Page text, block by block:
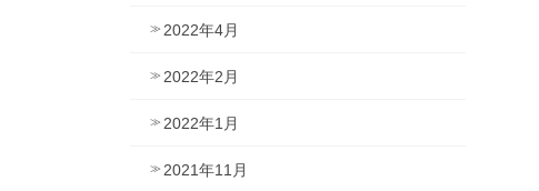
2022年4月
2022年2月
2022年1月
2021年11月